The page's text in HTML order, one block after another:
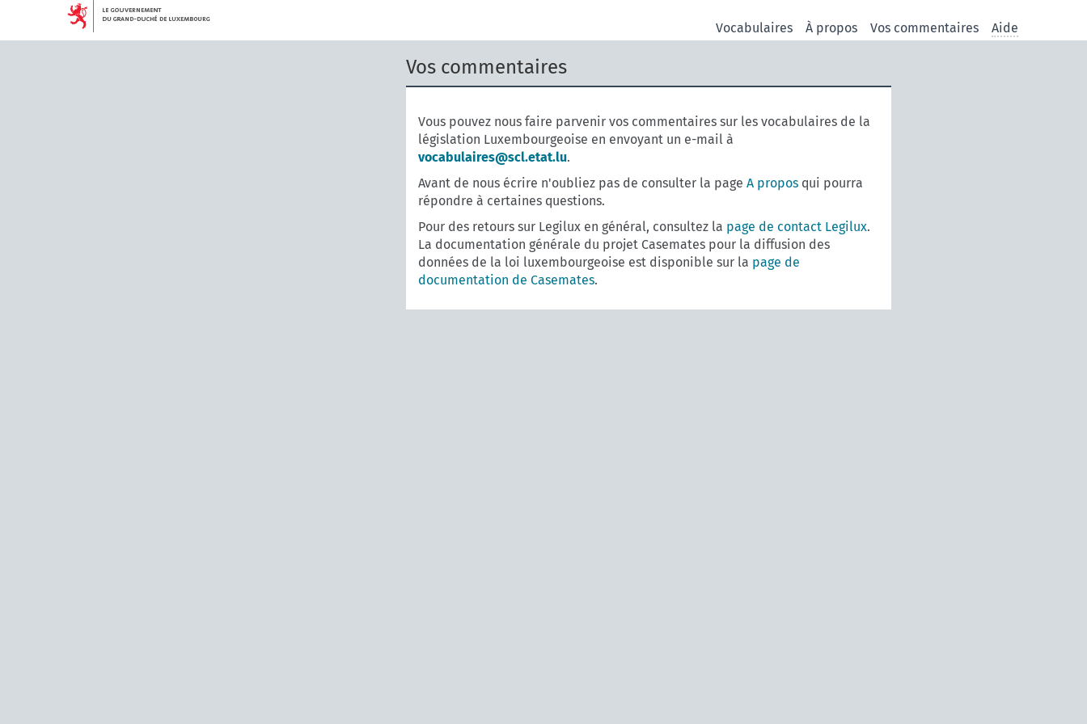
Vocabulaires À propos Vos commentaires Aide
Vos commentaires
Vous pouvez nous faire parvenir vos commentaires sur les vocabulaires de la
législation Luxembourgeoise en envoyant un e-mail à
vocabulaires@scl.etat.lu.
Avant de nous écrire n'oubliez pas de consulter la page A propos qui pourra
répondre à certaines questions.
Pour des retours sur Legilux en général, consultez la page de contact Legilux.
La documentation générale du projet Casemates pour la diffusion des
données de la loi luxembourgeoise est disponible sur la page de
documentation de Casemates.